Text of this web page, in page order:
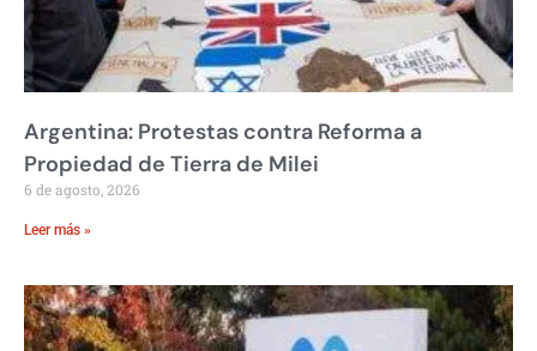
Argentina: Protestas contra Reforma a
Propiedad de Tierra de Milei
6 de agosto, 2026
Leer más »